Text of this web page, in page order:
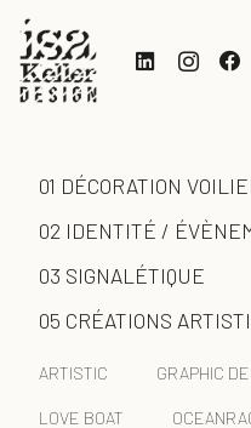
01 DÉCORATION
02 IDENTITÉ /
03 SIGNALÉTIQUE
05 CRÉATIONS
ARTISTIC GRAPHIC
LOVE BOAT